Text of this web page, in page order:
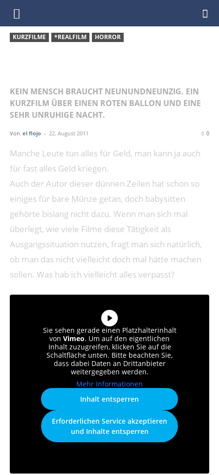
KURZFILME *REALFILM HORROR
KEIN MENSCH BRAUCHT NEUNUNDNEUNZIG. EIN
KURZFILM ÜBER EINEN ROTEN BALLON UND EINE
SEHR UNRUHIGE NACHT.
Von el flojo - 22. August 2011 0
Manche Leute tun alles für Geld, man kann ja auch
für fast alles Geld kriegen.
Auch der Autor dieser dünnen Zeilen hat schon so
einiges für bare Münze getan, doch babysitten
gehörte bislang nicht dazu. Wenn man sich mal
überlegt, wie viele Filme diese Tätigkeit als
Ausgangssituation nutzen, fragt man sich natürlich,
ob man das nicht vielleicht doch mal hätte machen
sollen. Was hab ich vielleicht alles verpasst?
Sie sehen gerade einen Platzhalterinhalt
von Vimeo. Um auf den eigentlichen
Inhalt zuzugreifen, klicken Sie auf die
Schaltfläche unten. Bitte beachten Sie,
dass dabei Daten an Drittanbieter
weitergegeben werden.
Mehr Informationen
Inhalt entsperren
Erforderlichen Service akzeptieren
und Inhalte entsperren